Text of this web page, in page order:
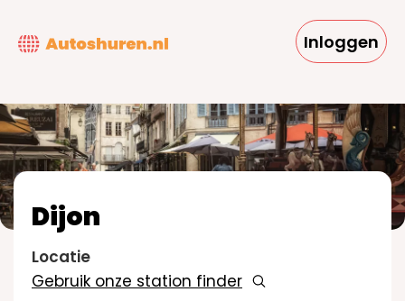
naar
gaan
Inloggen
Dijon
Gebruik onze station finder
Locatie